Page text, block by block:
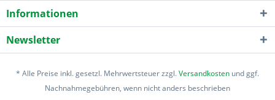
Informationen
Newsletter
* Alle Preise inkl. gesetzl. Mehrwertsteuer zzgl.Versandkosten und ggf.
Nachnahmegebühren, wenn nicht anders beschrieben